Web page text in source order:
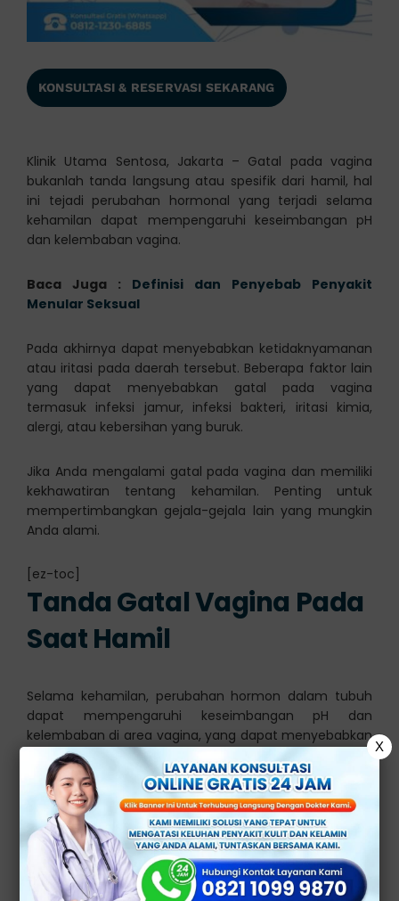
KONSULTASI & RESERVASI SEKARANG
Klinik Utama Sentosa, Jakarta – Gatal pada vagina
bukanlah tanda langsung atau spesifik dari hamil, hal
ini tejadi perubahan hormonal yang terjadi selama
kehamilan dapat mempengaruhi keseimbangan pH
dan kelembaban vagina.
Baca Juga : Definisi dan Penyebab Penyakit
Menular Seksual
Pada akhirnya dapat menyebabkan ketidaknyamanan
atau iritasi pada daerah tersebut. Beberapa faktor lain
yang dapat menyebabkan gatal pada vagina
termasuk infeksi jamur, infeksi bakteri, iritasi kimia,
alergi, atau kebersihan yang buruk.
Jika Anda mengalami gatal pada vagina dan memiliki
kekhawatiran tentang kehamilan. Penting untuk
mempertimbangkan gejala-gejala lain yang mungkin
Anda alami.
[ez-toc]
Tanda Gatal Vagina Pada
Saat Hamil
Selama kehamilan, perubahan hormon dalam tubuh
dapat mempengaruhi keseimbangan pH dan
kelembaban di area vagina, yang dapat menyebabkan
gatal.
Namun, tidak semua gatal pada vagina saat hamil
berarti ada masalah. Beberapa kemungkinan
penyebab gatal pada vagina selama kehamilan
meliputi:
X